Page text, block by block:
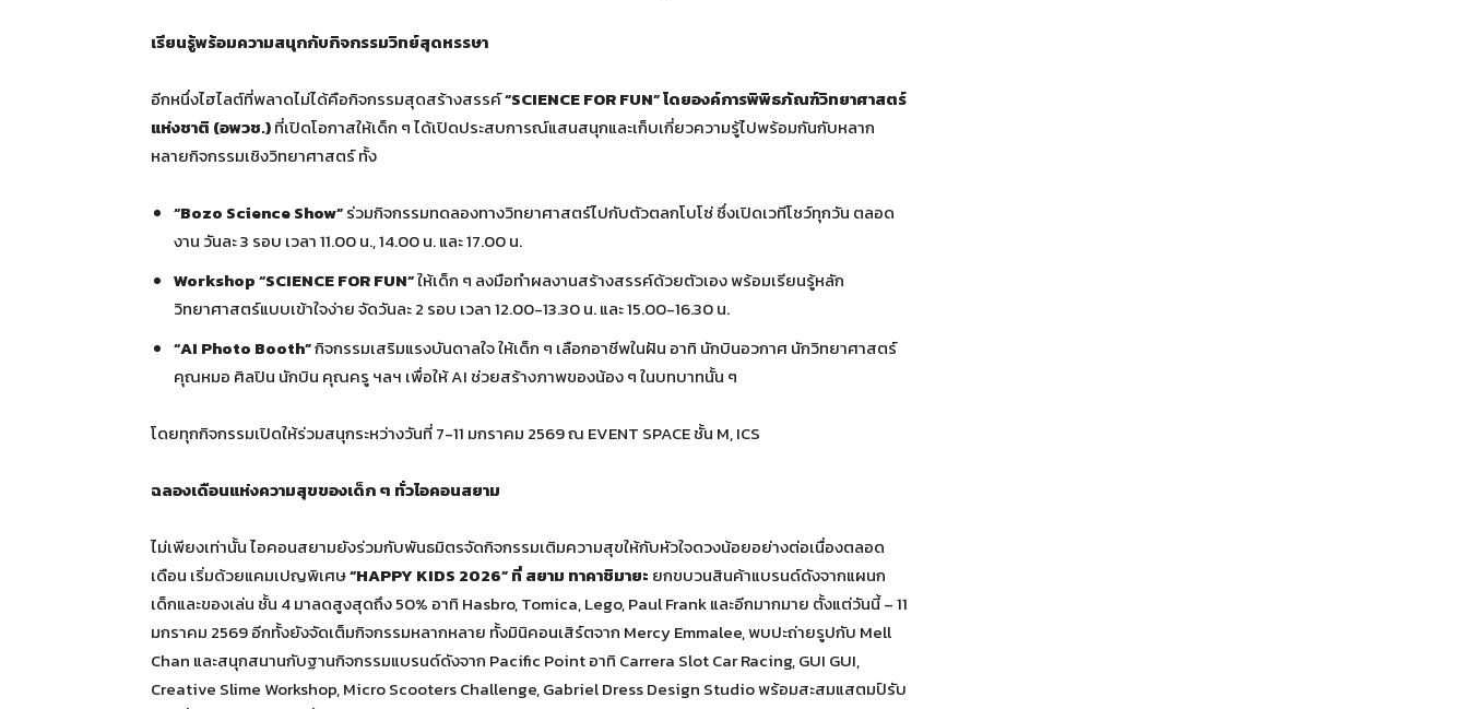
เรียนรู้พร้อมความสนุกกับกิจกรรมวิทย์สุดหรรษา
อีกหนึ่งไฮไลต์ที่พลาดไม่ได้คือกิจกรรมสุดสร้างสรรค์“SCIENCE FOR FUN” โดยองค์การพิพิธภัณฑ์วิทยาศาสตร์
แห่งชาติ (อพวช.)ที่เปิดโอกาสให้เด็ก ๆ ได้เปิดประสบการณ์แสนสนุกและเก็บเกี่ยวความรู้ไปพร้อมกันกับหลาก
หลายกิจกรรมเชิงวิทยาศาสตร์ ทั้ง
“Bozo Science Show”ร่วมกิจกรรมทดลองทางวิทยาศาสตร์ไปกับตัวตลกโบโซ่ ซึ่งเปิดเวทีโชว์ทุกวัน ตลอด
งาน วันละ 3 รอบ เวลา 11.00 น., 14.00 น. และ 17.00 น.
Workshop “SCIENCE FOR FUN”ให้เด็ก ๆ ลงมือทำผลงานสร้างสรรค์ด้วยตัวเอง พร้อมเรียนรู้หลัก
วิทยาศาสตร์แบบเข้าใจง่าย จัดวันละ 2 รอบ เวลา 12.00-13.30 น. และ 15.00-16.30 น.
“AI Photo Booth”กิจกรรมเสริมแรงบันดาลใจ ให้เด็ก ๆ เลือกอาชีพในฝัน อาทิ นักบินอวกาศ นักวิทยาศาสตร์
คุณหมอ ศิลปิน นักบิน คุณครู ฯลฯ เพื่อให้ AI ช่วยสร้างภาพของน้อง ๆ ในบทบาทนั้น ๆ
โดยทุกกิจกรรมเปิดให้ร่วมสนุกระหว่างวันที่ 7-11 มกราคม 2569 ณ EVENT SPACE ชั้น M, ICS
ฉลองเดือนแห่งความสุขของเด็ก ๆ ทั่วไอคอนสยาม
ไม่เพียงเท่านั้น ไอคอนสยามยังร่วมกับพันธมิตรจัดกิจกรรมเติมความสุขให้กับหัวใจดวงน้อยอย่างต่อเนื่องตลอด
เดือน เริ่มด้วยแคมเปญพิเศษ“HAPPY KIDS 2026” ที่ สยาม ทาคาชิมายะ ยกขบวนสินค้าแบรนด์ดังจากแผนก
เด็กและของเล่น ชั้น 4 มาลดสูงสุดถึง 50% อาทิ Hasbro, Tomica, Lego, Paul Frank และอีกมากมาย ตั้งแต่วันนี้ – 11
มกราคม 2569 อีกทั้งยังจัดเต็มกิจกรรมหลากหลาย ทั้งมินิคอนเสิร์ตจาก Mercy Emmalee, พบปะถ่ายรูปกับ Mell
Chan และสนุกสนานกับฐานกิจกรรมแบรนด์ดังจาก Pacific Point อาทิ Carrera Slot Car Racing, GUI GUI,
Creative Slime Workshop, Micro Scooters Challenge, Gabriel Dress Design Studio พร้อมสะสมแสตมป์รับ